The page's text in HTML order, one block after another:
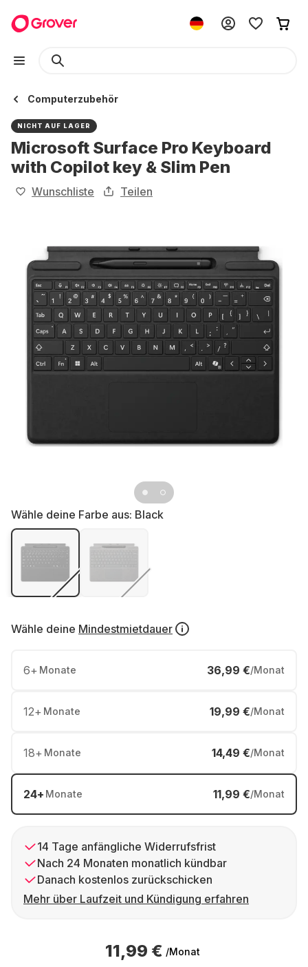
Computerzubehör
NICHT AUF LAGER
Microsoft Surface Pro Keyboard
with Copilot key & Slim Pen
Wunschliste Teilen
Wähle deine Farbe aus: Black
Wähle deine Mindestmietdauer
6+ Monate 36,99 €/Monat
12+ Monate 19,99 €/Monat
18+ Monate 14,49 €/Monat
24+ Monate 11,99 €/Monat
14 Tage anfängliche Widerrufsfrist
Nach 24 Monaten monatlich kündbar
Danach kostenlos zurückschicken
Mehr über Laufzeit und Kündigung erfahren
11,99 € /Monat